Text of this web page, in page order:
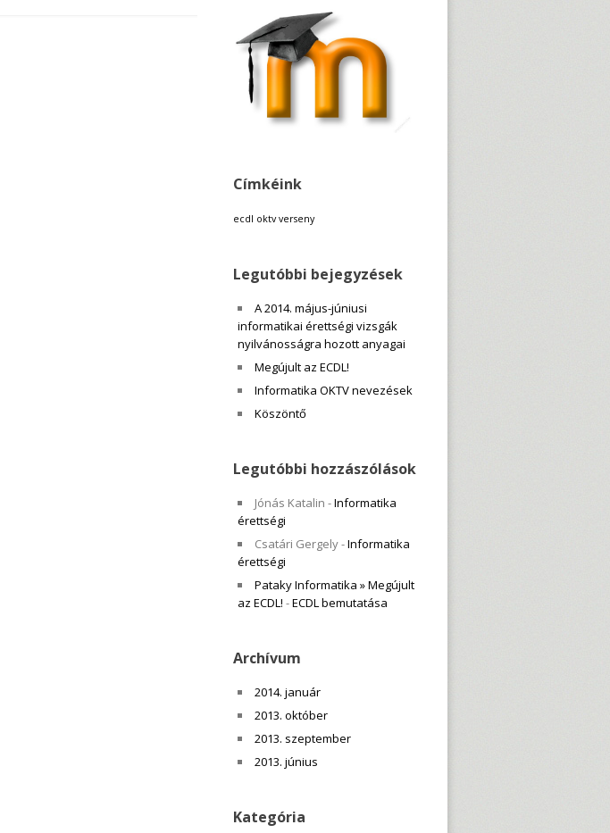
Címkéink
ecdl oktv verseny
Legutóbbi bejegyzések
A 2014. május-júniusi
informatikai érettségi vizsgák
nyilvánosságra hozott anyagai
Megújult az ECDL!
Informatika OKTV nevezések
Köszöntő
Legutóbbi hozzászólások
Jónás Katalin -Informatika
érettségi
Csatári Gergely-Informatika
érettségi
Pataky Informatika » Megújult
az ECDL! -ECDL bemutatása
Archívum
2014. január
2013. október
2013. szeptember
2013. június
Kategória